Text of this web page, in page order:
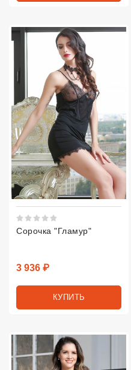
Сорочка "Гламур"
Цена
3 936 ₽
КУПИТЬ